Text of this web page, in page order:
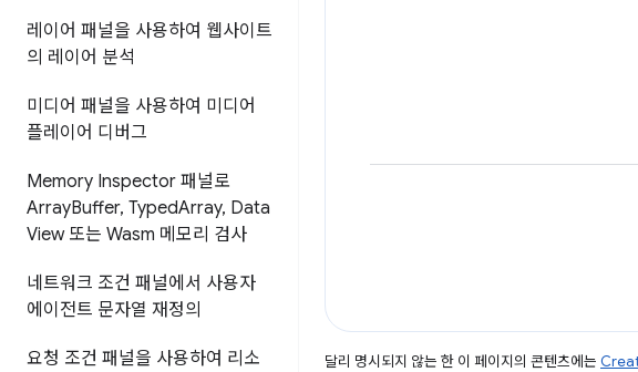
레이어 패널을 사용하여 웹사이트
의 레이어 분석
미디어 패널을 사용하여 미디어
플레이어 디버그
Memory Inspector 패널로
ArrayBuffer, TypedArray, Data
View 또는 Wasm 메모리 검사
네트워크 조건 패널에서 사용자
에이전트 문자열 재정의
요청 조건 패널을 사용하여 리소
달리 명시되지 않는 한 이 페이지의 콘텐츠에는